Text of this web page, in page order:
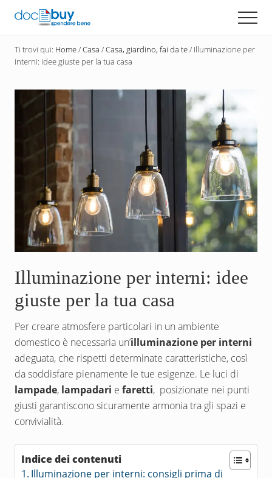
Menu
Passa
principale
un
acquirente
consapevole
DocBuy
Ti trovi qui: Home/Casa /Casa, giardino, fai da te/ Illuminazione per
interni: idee giuste per la tua casa
Illuminazione per interni: idee
giuste per la tua casa
Per creare atmosfere particolari in un ambiente
domestico è necessaria un’illuminazione per interni
adeguata, che rispetti determinate caratteristiche, così
da soddisfare pienamente le tue esigenze. Le luci di
lampade, lampadari e faretti, posizionate nei punti
giusti garantiscono sicuramente armonia tra gli spazi e
convivialità.
Indice dei contenuti
Illuminazione per interni: consigli prima di